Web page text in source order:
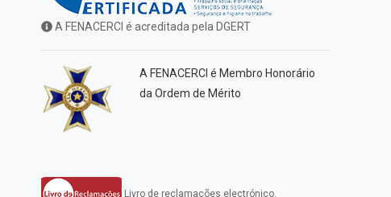
A FENACERCI é acreditada pela DGERT
A FENACERCI é Membro Honorário
da Ordem de Mérito
Livro de reclamações electrónico.